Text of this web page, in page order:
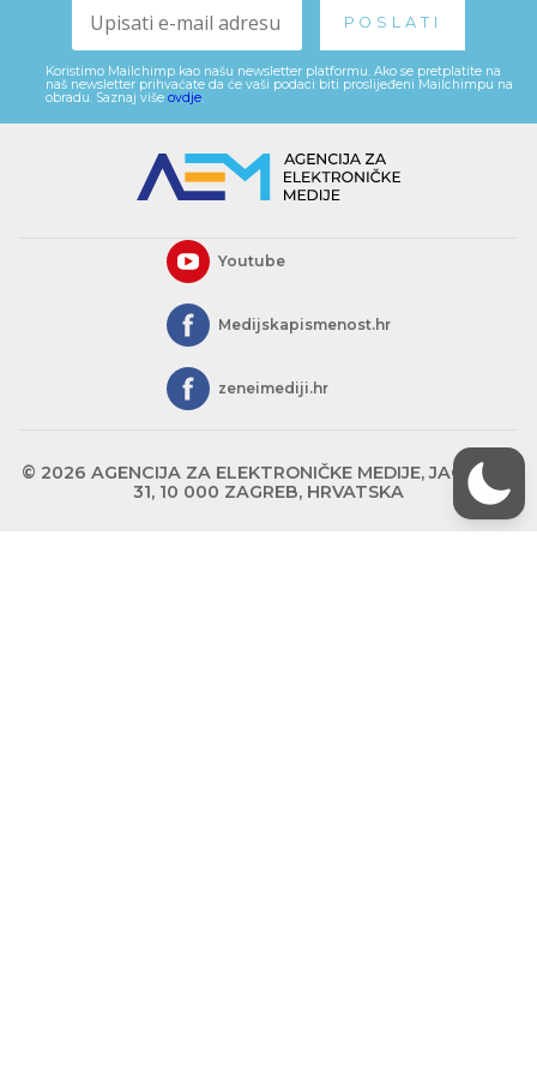
Koristimo Mailchimp kao našu newsletter platformu. Ako se pretplatite na
naš newsletter prihvaćate da će vaši podaci biti proslijeđeni Mailchimpu na
obradu. Saznaj više ovdje.
Youtube
Medijskapismenost.hr
zeneimediji.hr
© 2026 AGENCIJA ZA ELEKTRONIČKE MEDIJE, JAGIĆEVA
31, 10 000 ZAGREB, HRVATSKA